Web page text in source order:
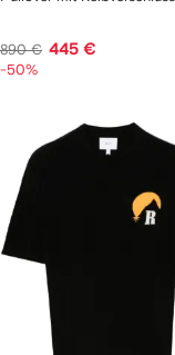
890 € 445 €
-50%